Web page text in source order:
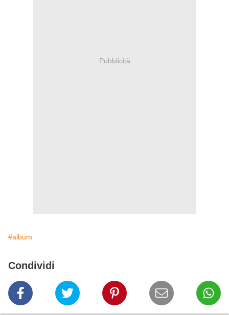
Pubblicità
#album
Condividi